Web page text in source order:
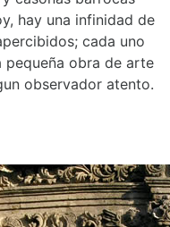
hay una infinidad de
cada uno
pequeña obra de arte
observador atento.